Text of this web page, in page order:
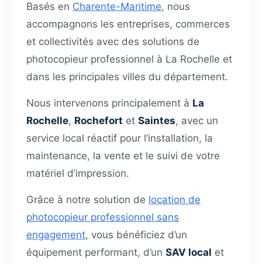
Basés en Charente-Maritime, nous
accompagnons les entreprises, commerces
et collectivités avec des solutions de
photocopieur professionnel à La Rochelle et
dans les principales villes du département.
Nous intervenons principalement à La
Rochelle, Rochefort et Saintes, avec un
service local réactif pour l’installation, la
maintenance, la vente et le suivi de votre
matériel d’impression.
Grâce à notre solution de location de
photocopieur professionnel sans
engagement, vous bénéficiez d’un
équipement performant, d’un SAV local et